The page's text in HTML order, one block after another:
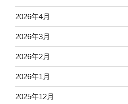
2026年4月
2026年3月
2026年2月
2026年1月
2025年12月